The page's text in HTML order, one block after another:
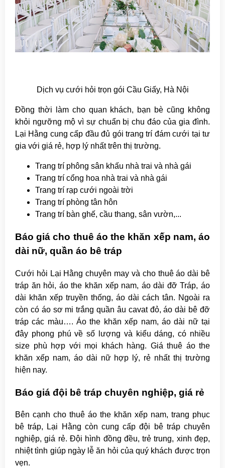
Dịch vụ cưới hỏi trọn gói Cầu Giấy, Hà Nội
Đồng thời làm cho quan khách, bạn bè cũng không
khỏi ngưỡng mộ vì sự chuẩn bị chu đáo của gia đình.
Lại Hằng cung cấp đầu đủ gói trang trí đám cưới tại tư
gia với giá rẻ, hợp lý nhất trên thị trường.
Trang trí phông sân khấu nhà trai và nhà gái
Trang trí cổng hoa nhà trai và nhà gái
Trang trí rạp cưới ngoài trời
Trang trí phòng tân hôn
Trang trí bàn ghế, cầu thang, sân vườn,...
Báo giá cho thuê áo the khăn xếp nam, áo
dài nữ, quần áo bê tráp
Cưới hỏi Lại Hằng chuyên may và cho thuê áo dài bê
tráp ăn hỏi, áo the khăn xếp nam, áo dài đỡ Tráp, áo
dài khăn xếp truyền thống, áo dài cách tân. Ngoài ra
còn có áo sơ mi trắng quần âu cavat đỏ, áo dài bê đỡ
tráp các màu…. Áo the khăn xếp nam, áo dài nữ tại
đây phong phú về số lượng và kiểu dáng, có nhiều
size phù hợp với mọi khách hàng. Giá thuê áo the
khăn xếp nam, áo dài nữ hợp lý, rẻ nhất thị trường
hiện nay.
Báo giá đội bê tráp chuyên nghiệp, giá rẻ
Bên cạnh cho thuê áo the khăn xếp nam, trang phục
bê tráp, Lại Hằng còn cung cấp đội bê tráp chuyên
nghiệp, giá rẻ. Đội hình đồng đều, trẻ trung, xinh đẹp,
nhiệt tình giúp ngày lễ ăn hỏi của quý khách được trọn
vẹn.